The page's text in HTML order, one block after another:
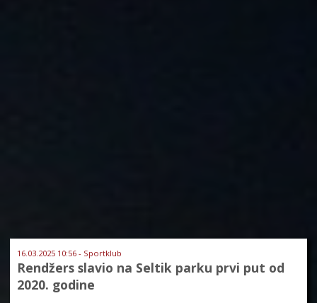
16.03.2025 10:56 - Sportklub
Rendžers slavio na Seltik parku prvi put od
2020. godine